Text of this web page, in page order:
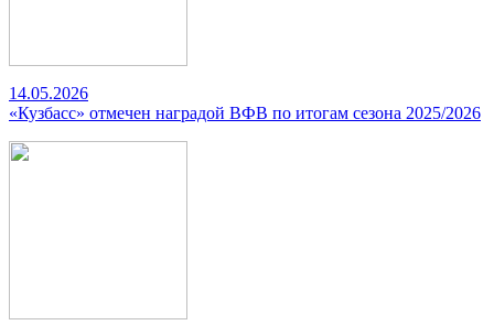
14.05.2026
«Кузбасс» отмечен наградой ВФВ по итогам сезона 2025/2026